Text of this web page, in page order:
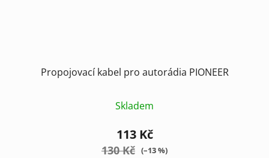
Propojovací kabel pro autorádia PIONEER
Skladem
113 Kč
130 Kč (–13 %)